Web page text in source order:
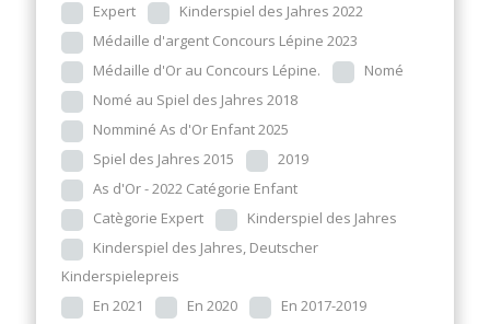
Expert
Kinderspiel des Jahres 2022
Médaille d'argent Concours Lépine 2023
Médaille d'Or au Concours Lépine.
Nomé
Nomé au Spiel des Jahres 2018
Nomminé As d'Or Enfant 2025
Spiel des Jahres 2015
2019
As d'Or - 2022 Catégorie Enfant
Catègorie Expert
Kinderspiel des Jahres
Kinderspiel des Jahres, Deutscher
Kinderspielepreis
En 2021
En 2020
En 2017-2019